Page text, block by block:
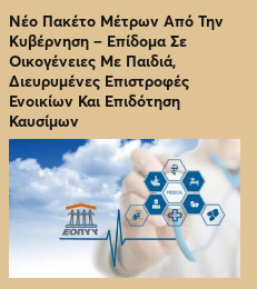
Νέο Πακέτο Μέτρων Από Την
Κυβέρνηση – Επίδομα Σε
Οικογένειες Με Παιδιά,
Διευρυμένες Επιστροφές
Ενοικίων Και Επιδότηση
Καυσίμων